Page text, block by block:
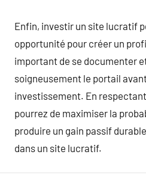
Enfin, investir un site lucratif
opportunité pour créer un
important de se documenter
soigneusement le portail
investissement. En
pourrez de maximiser la
produire un gain passif
dans un site lucratif.